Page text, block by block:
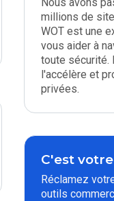
millions de
WOT est une
vous aider à
toute sécurité.
l'accélère et
privées.
C'est
Réclamez
outils